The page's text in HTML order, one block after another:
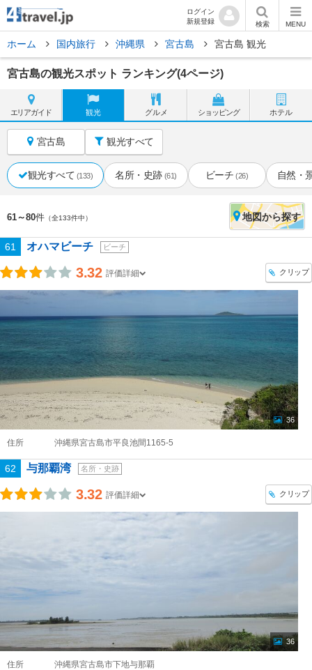
ログイン
新規登録
検索 MENU
ホーム 国内旅行 沖縄県 宮古島 宮古島 観光
宮古島の観光スポット ランキング(4ページ)
エリアガイド 観光 グルメ ショッピング ホテル
宮古島 観光すべて
観光すべて (133) 名所・史跡 (61) ビーチ (26) 自然・
61～80件 （全133件中） 地図から探す
61 オハマビーチ ビーチ
3.32 評価詳細 クリップ
36
住所 沖縄県宮古島市平良池間1165-5
62 与那覇湾 名所・史跡
3.32 評価詳細 クリップ
36
住所 沖縄県宮古島市下地与那覇